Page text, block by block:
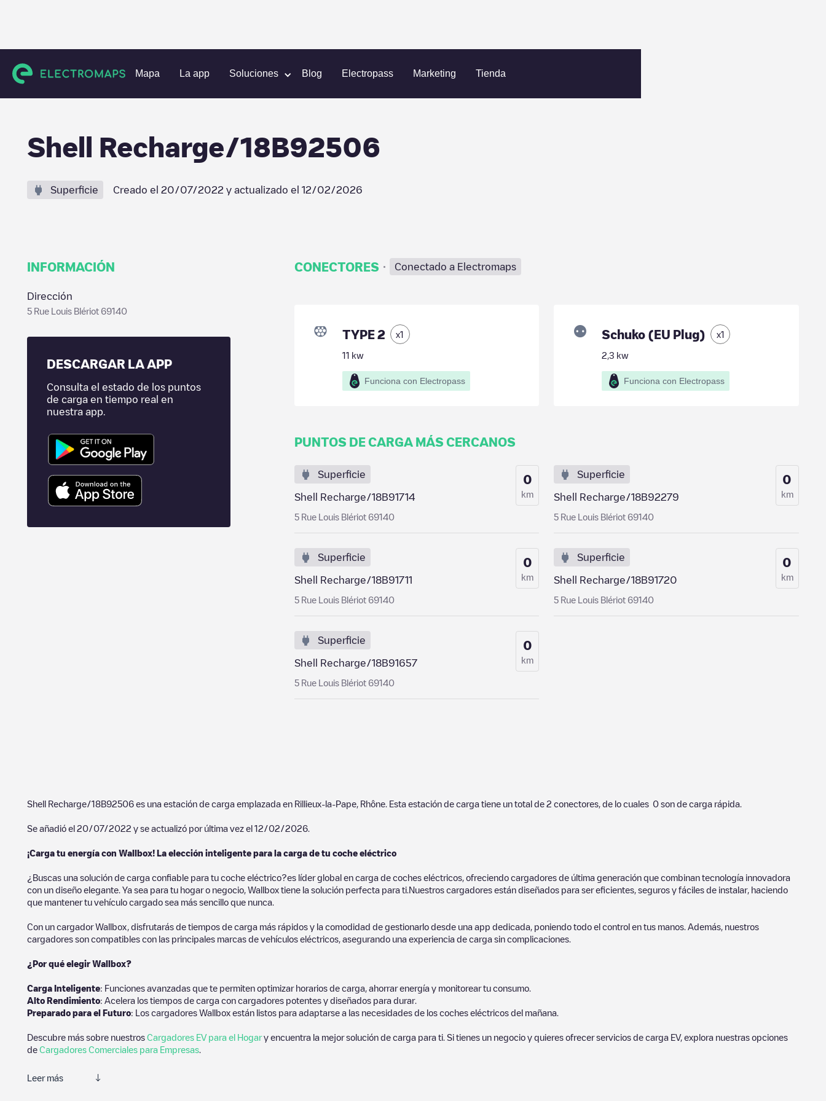
Mapa La app Soluciones Blog Electropass Marketing Tienda
Estaciones de carga Francia Rhône Rillieux-la-Pape Shell Recharge/18B92506
Shell Recharge/18B92506
Superficie Creado el 20/07/2022 y actualizado el 12/02/2026
INFORMACIÓN
Dirección
5 Rue Louis Blériot 69140
DESCARGAR LA APP
Consulta el estado de los puntos
de carga en tiempo real en
nuestra app.
CONECTORES · Conectado a Electromaps
TYPE 2 x1
11 kw
Funciona con Electropass
Schuko (EU Plug) x1
2,3 kw
Funciona con Electropass
PUNTOS DE CARGA MÁS CERCANOS
Superficie
Shell Recharge/18B91714
5 Rue Louis Blériot 69140
0
km
Superficie
Shell Recharge/18B92279
5 Rue Louis Blériot 69140
0
km
Superficie
Shell Recharge/18B91711
5 Rue Louis Blériot 69140
0
km
Superficie
Shell Recharge/18B91720
5 Rue Louis Blériot 69140
0
km
Superficie
Shell Recharge/18B91657
5 Rue Louis Blériot 69140
0
km
Shell Recharge/18B92506 es una estación de carga emplazada en Rillieux-la-Pape Rhône . Esta estación de carga tiene un total de 2 conectores, de lo cuales 0 son de carga rápida.
Se añadió el 20/07/2022 y se actualizó por última vez el 12/02/2026
¡Carga tu energía con Wallbox! La elección inteligente para la carga de tu coche eléctrico
¿Buscas una solución de carga confiable para tu coche eléctrico?es líder global en carga de coches eléctricos, ofreciendo cargadores de última generación que combinan tecnología innovadora
con un diseño elegante. Ya sea para tu hogar o negocio, Wallbox tiene la solución perfecta para ti.Nuestros cargadores están diseñados para ser eficientes, seguros y fáciles de instalar, haciendo
que mantener tu vehículo cargado sea más sencillo que nunca.
Con un cargador Wallbox, disfrutarás de tiempos de carga más rápidos y la comodidad de gestionarlo desde una app dedicada, poniendo todo el control en tus manos. Además, nuestros
cargadores son compatibles con las principales marcas de vehículos eléctricos, asegurando una experiencia de carga sin complicaciones.
¿Por qué elegir Wallbox?
Carga Inteligente: Funciones avanzadas que te permiten optimizar horarios de carga, ahorrar energía y monitorear tu consumo.
Alto Rendimiento: Acelera los tiempos de carga con cargadores potentes y diseñados para durar.
Preparado para el Futuro: Los cargadores Wallbox están listos para adaptarse a las necesidades de los coches eléctricos del mañana.
Descubre más sobre nuestros Cargadores EV para el Hogary encuentra la mejor solución de carga para ti. Si tienes un negocio y quieres ofrecer servicios de carga EV, explora nuestras opciones
de Cargadores Comerciales para Empresas
Leer más